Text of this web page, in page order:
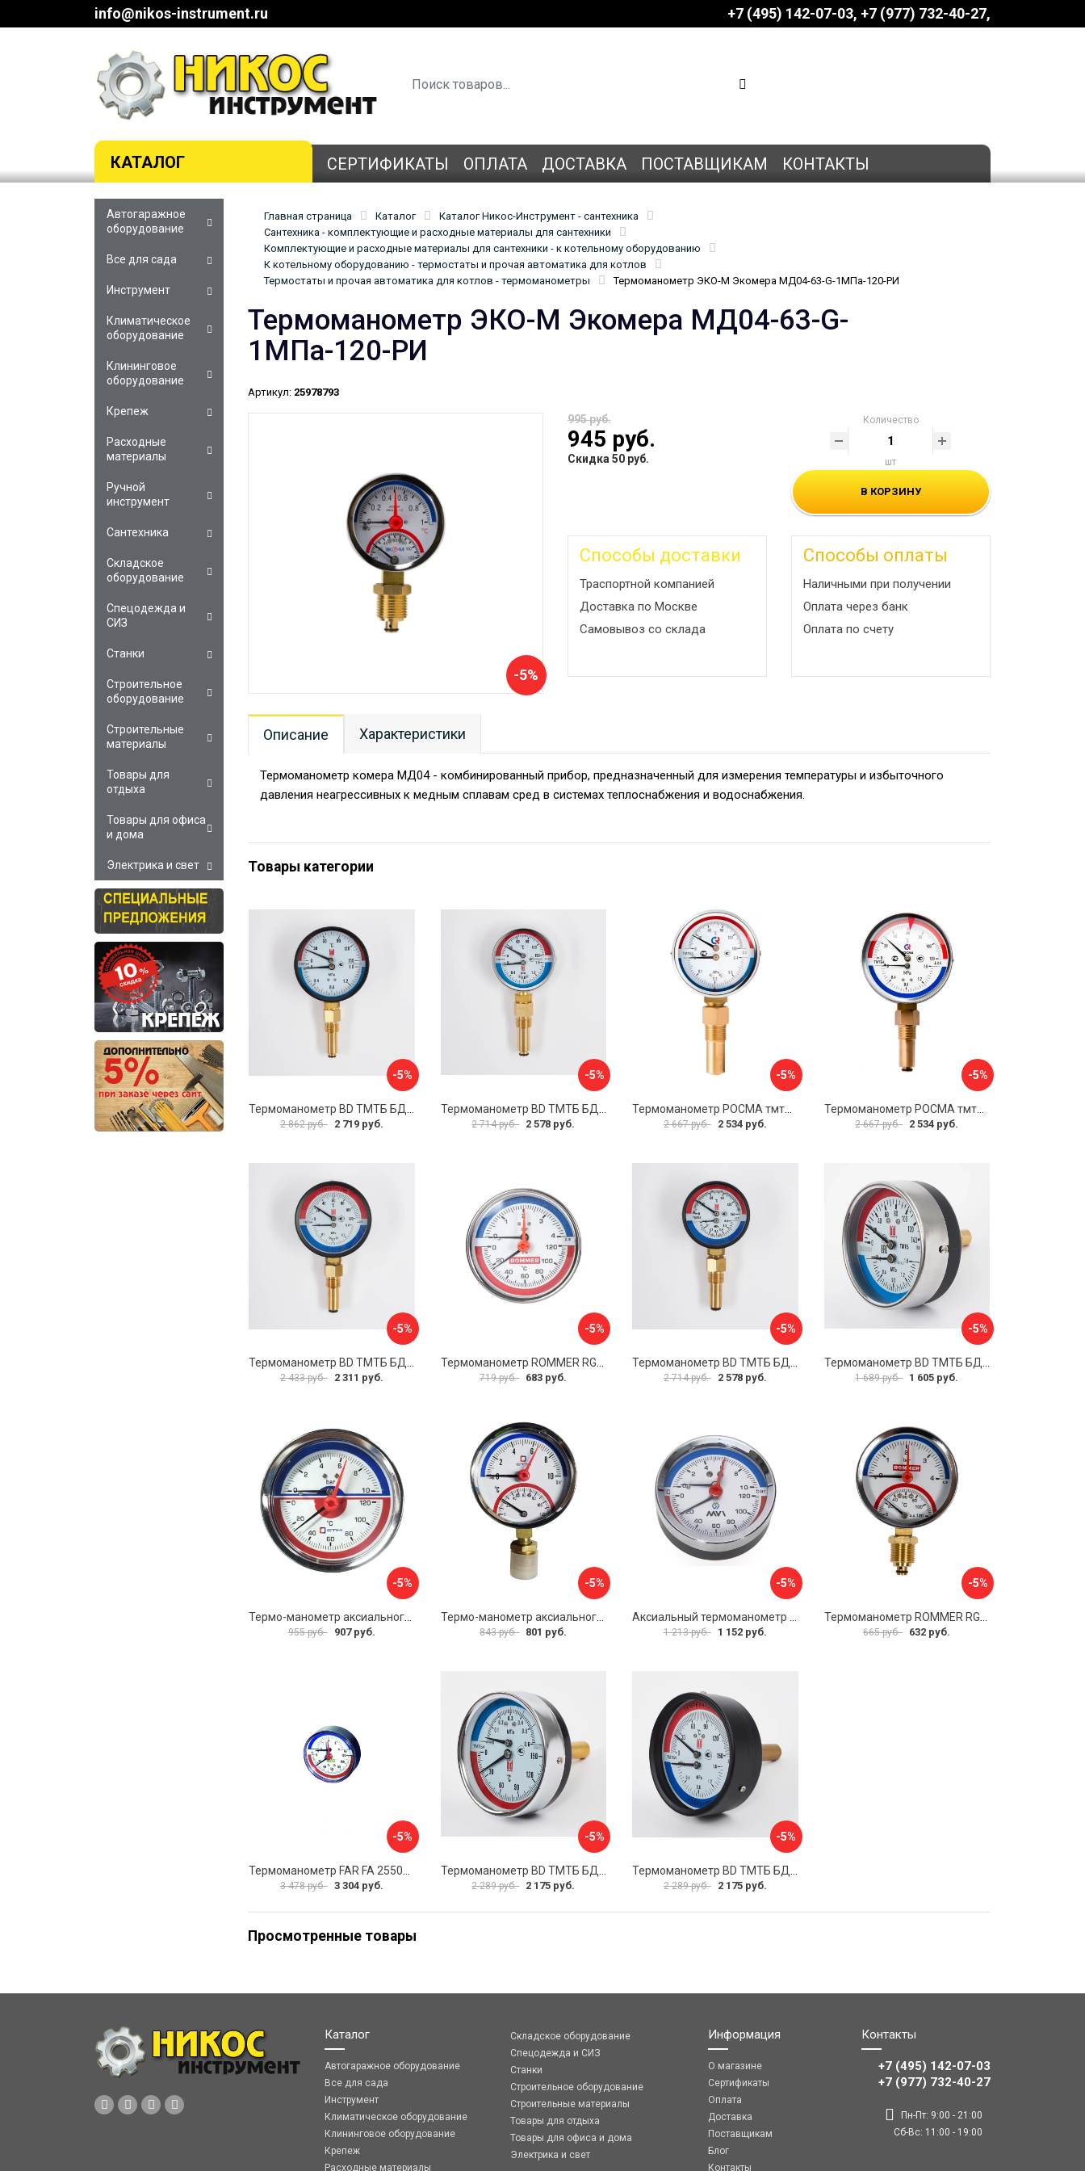
info@nikos-instrument.ru +7 (495) 142-07-03 ‎‎+7 (977) 732-40-27
КАТАЛОГ СЕРТИФИКАТЫ ОПЛАТА ДОСТАВКА ПОСТАВЩИКАМ КОНТАКТЫ
Главная страница Каталог
Каталог Никос-Инструмент - сантехника
Сантехника - комплектующие и расходные материалы для сантехники
Комплектующие и расходные материалы для сантехники - к котельному оборудованию
К котельному оборудованию - термостаты и прочая автоматика для котлов
Термостаты и прочая автоматика для котлов - термоманометры
Термоманометр ЭКО-М Экомера МД04-63-G-1МПа-120-РИ
Термоманометр ЭКО-М Экомера МД04-63-G-
1МПа-120-РИ
Артикул: 25978793
-5%
995 руб.
945 руб.
Скидка 50 руб.
Количество
шт
В КОРЗИНУ
Способы доставки
Траспортной компанией
Доставка по Москве
Самовывоз со склада
Способы оплаты
Наличными при получении
Оплата через банк
Оплата по счету
Описание Характеристики
Термоманометр комера МД04 - комбинированный прибор, предназначенный для измерения температуры и избыточного
давления неагрессивных к медным сплавам сред в системах теплоснабжения и водоснабжения.
Товары категории
-5%
2 862 руб. 2 719 руб.
-5%
2 714 руб. 2 578 руб.
-5%
2 667 руб. 2 534 руб.
-5%
Термоманометр РОСМА тмтб-31р.1 D070-00878
2 667 руб. 2 534 руб.
-5%
Термоманометр BD ТМТБ БД 41Р 1173101013
2 433 руб. 2 311 руб.
-5%
Термоманометр ROMMER RG00929SFHM17E
719 руб. 683 руб.
-5%
Термоманометр BD ТМТБ БД 31Р 1173101004
2 714 руб. 2 578 руб.
-5%
Термоманометр BD ТМТБ БД 31Т 1173101010
1 689 руб. 1 605 руб.
-5%
955 руб. 907 руб.
-5%
Термо-манометр аксиального подключения СТМ CTM14R10
843 руб. 801 руб.
-5%
1 213 руб. 1 152 руб.
-5%
665 руб. 632 руб.
-5%
3 478 руб. 3 304 руб.
-5%
2 289 руб. 2 175 руб.
-5%
2 289 руб. 2 175 руб.
Просмотренные товары
Автогаражное
оборудование
Все для сада
Инструмент
Климатическое
оборудование
Клининговое
оборудование
Крепеж
Расходные
материалы
Ручной
инструмент
Сантехника
Складское
оборудование
Спецодежда и
СИЗ
Станки
Строительное
оборудование
Строительные
материалы
Товары для
отдыха
Товары для офиса
и дома
Электрика и свет
Каталог
Автогаражное оборудование
Все для сада
Инструмент
Климатическое оборудование
Клининговое оборудование
Крепеж
Расходные материалы
Складское оборудование
Спецодежда и СИЗ
Станки
Строительное оборудование
Строительные материалы
Товары для отдыха
Товары для офиса и дома
Электрика и свет
Информация
О магазине
Сертификаты
Оплата
Доставка
Поставщикам
Блог
Контакты
Контакты
+7 (495) 142-07-03
‎‎+7 (977) 732-40-27
Пн-Пт: 9:00 - 21:00
Сб-Вс: 11:00 - 19:00